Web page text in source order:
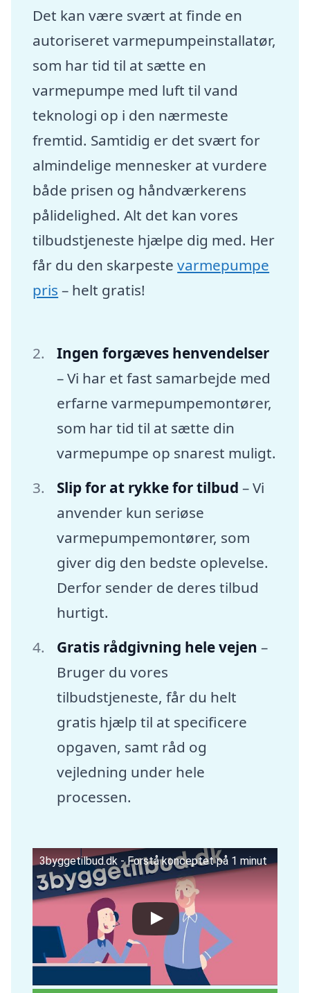
Det kan være svært at finde en
autoriseret varmepumpeinstallatør,
som har tid til at sætte en
varmepumpe med luft til vand
teknologi op i den nærmeste
fremtid. Samtidig er det svært for
almindelige mennesker at vurdere
både prisen og håndværkerens
pålidelighed. Alt det kan vores
tilbudstjeneste hjælpe dig med. Her
får du den skarpestevarmepumpe
pris – helt gratis!
Ingen forgæves henvendelser
– Vi har et fast samarbejde med
erfarne varmepumpemontører,
som har tid til at sætte din
varmepumpe op snarest muligt.
Slip for at rykke for tilbud – Vi
anvender kun seriøse
varmepumpemontører, som
giver dig den bedste oplevelse.
Derfor sender de deres tilbud
hurtigt.
Gratis rådgivning hele vejen –
Bruger du vores
tilbudstjeneste, får du helt
gratis hjælp til at specificere
opgaven, samt råd og
vejledning under hele
processen.
3byggetilbud.dk - Forstå konceptet på 1 minut